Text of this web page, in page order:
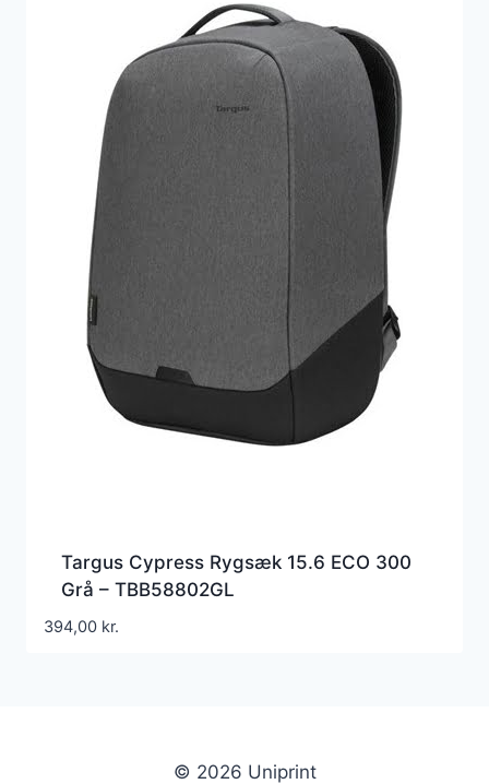
Targus Cypress Rygsæk 15.6 ECO 300
Grå – TBB58802GL
394,00 kr.
© 2026 Uniprint